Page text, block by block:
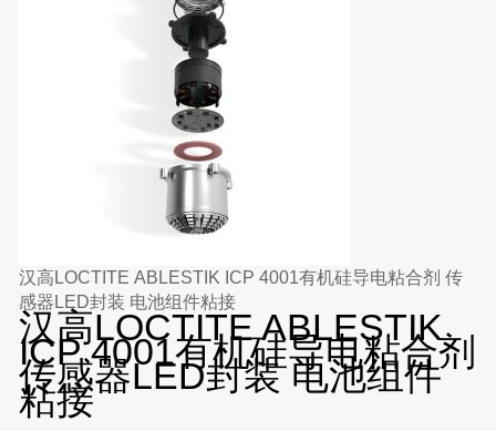
汉高LOCTITE ABLESTIK ICP 4001有机硅导电粘合剂 传
感器LED封装 电池组件粘接
汉高LOCTITE ABLESTIK
ICP 4001有机硅导电粘合剂
传感器LED封装 电池组件
粘接